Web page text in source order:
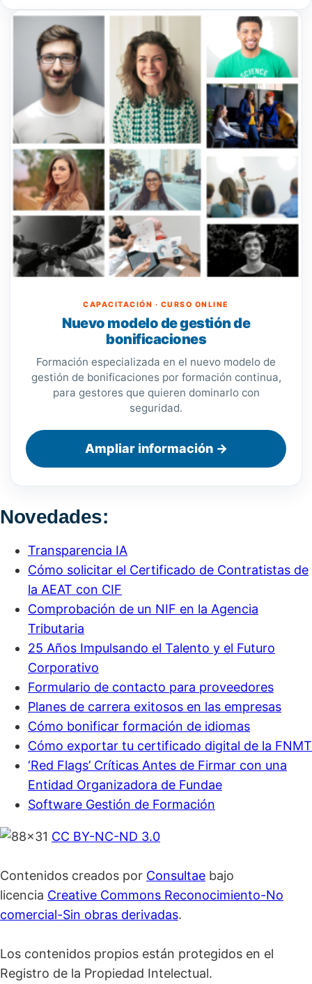
CAPACITACIÓN · CURSO ONLINE
Nuevo modelo de gestión de
bonificaciones
Formación especializada en el nuevo modelo de
gestión de bonificaciones por formación continua,
para gestores que quieren dominarlo con
seguridad.
Ampliar información →
Novedades:
Transparencia IA
Cómo solicitar el Certificado de Contratistas de
la AEAT con CIF
Comprobación de un NIF en la Agencia
Tributaria
25 Años Impulsando el Talento y el Futuro
Corporativo
Formulario de contacto para proveedores
Planes de carrera exitosos en las empresas
Cómo bonificar formación de idiomas
Cómo exportar tu certificado digital de la FNMT
‘Red Flags’ Críticas Antes de Firmar con una
Entidad Organizadora de Fundae
Software Gestión de Formación
CC BY-NC-ND 3.0
Contenidos creados por Consultae bajo
licencia Creative Commons Reconocimiento-No
comercial-Sin obras derivadas.
Los contenidos propios están protegidos en el
Registro de la Propiedad Intelectual.